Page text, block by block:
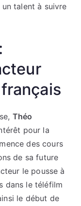
talent à suivre
Théo
pour la
des cours
de sa future
le pousse à
dans le téléfilm
le début de